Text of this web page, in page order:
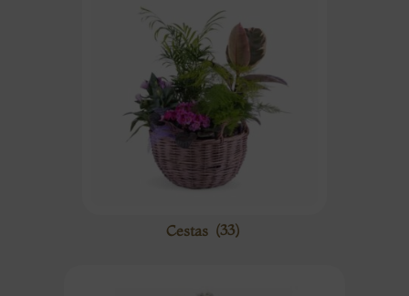
Cestas (33)